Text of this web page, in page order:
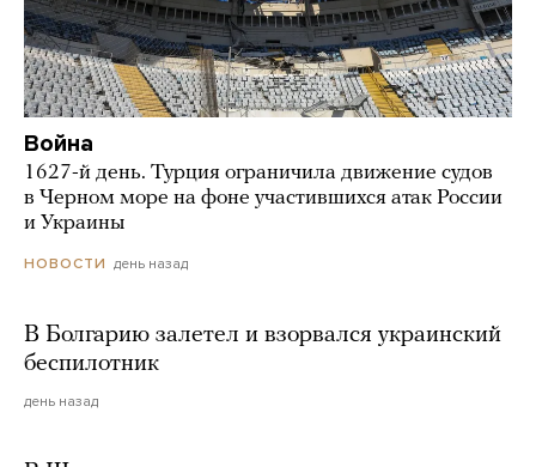
Война
1627-й день. Турция ограничила движение судов
в Черном море на фоне участившихся атак России
и Украины
НОВОСТИ день назад
В Болгарию залетел и взорвался украинский
беспилотник
день назад